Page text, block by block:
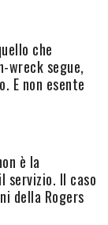
che
wreck segue,
E non esente
è la
servizio. Il caso
della Rogers